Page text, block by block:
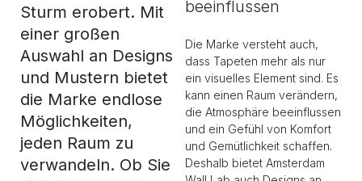
Sturm erobert. Mit
einer großen
Auswahl an Designs
und Mustern bietet
die Marke endlose
Möglichkeiten,
jeden Raum zu
verwandeln. Ob Sie
beeinflussen
Die Marke versteht auch,
dass Tapeten mehr als nur
ein visuelles Element sind. Es
kann einen Raum verändern,
die Atmosphäre beeinflussen
und ein Gefühl von Komfort
und Gemütlichkeit schaffen.
Deshalb bietet Amsterdam